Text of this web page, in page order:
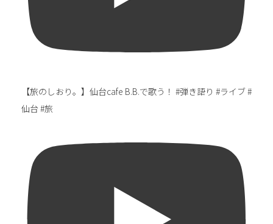
【旅のしおり。】仙台cafe B.B.で歌う！ #弾き語り #ライブ #
仙台 #旅